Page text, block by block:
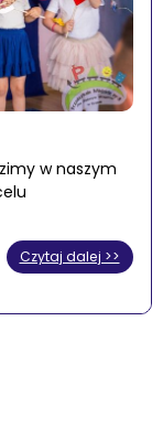
w naszym
Czytaj dalej >>